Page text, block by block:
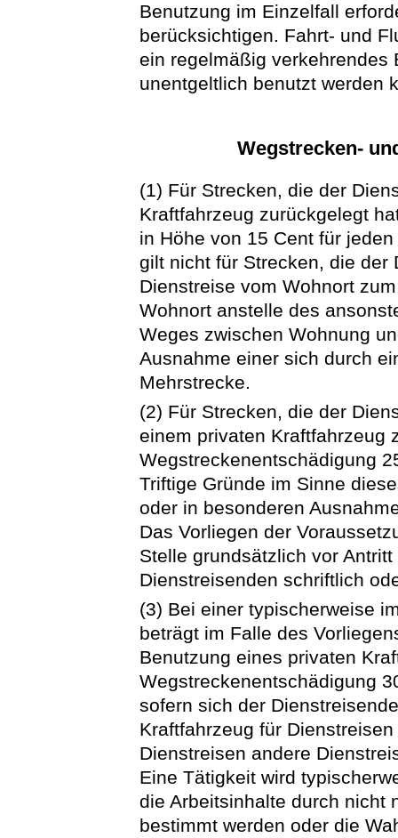
Benutzung im Einzelfall
berücksichtigen. Fahrt- und
ein regelmäßig verkehrendes
unentgeltlich benutzt werden
Wegstrecken-
(1) Für Strecken, die der
Kraftfahrzeug zurückgelegt
in Höhe von 15 Cent für
gilt nicht für Strecken, die der
Dienstreise vom Wohnort
Wohnort anstelle des
Weges zwischen Wohnung
Ausnahme einer sich durch
Mehrstrecke.
(2) Für Strecken, die der
einem privaten Kraftfahrzeug
Wegstreckenentschädigung
Triftige Gründe im Sinne
oder in besonderen
Das Vorliegen der
Stelle grundsätzlich vor
Dienstreisenden schriftlich
(3) Bei einer typischerweise
beträgt im Falle des
Benutzung eines privaten
Wegstreckenentschädigung
sofern sich der
Kraftfahrzeug für
Dienstreisen andere
Eine Tätigkeit wird
die Arbeitsinhalte durch nicht
bestimmt werden oder die